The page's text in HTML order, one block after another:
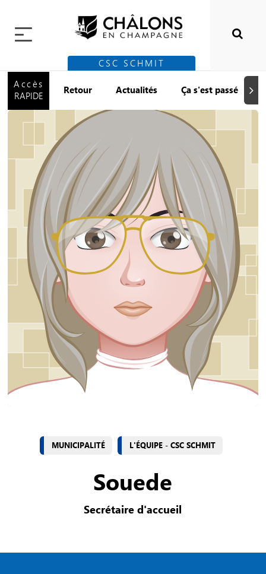
CSC SCHMIT
Accès
RAPIDE
Retour Actualités Ça s'est passé
MUNICIPALITÉ L'ÉQUIPE - CSC SCHMIT
Souede
Secrétaire d'accueil